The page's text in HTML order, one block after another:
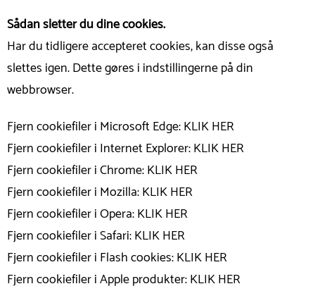
Sådan sletter du dine cookies.
Har du tidligere accepteret cookies, kan disse også
slettes igen. Dette gøres i indstillingerne på din
webbrowser.
Fjern cookiefiler i Microsoft Edge:KLIK HER
Fjern cookiefiler i Internet Explorer:KLIK HER
Fjern cookiefiler i Chrome:KLIK HER
Fjern cookiefiler i Mozilla:KLIK HER
Fjern cookiefiler i Opera:KLIK HER
Fjern cookiefiler i Safari:KLIK HER
Fjern cookiefiler i Flash cookies:KLIK HER
Fjern cookiefiler i Apple produkter:KLIK HER